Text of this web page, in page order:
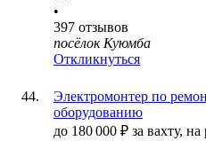
•
397 отзывов
посёлок Куюмба
Откликнуться
Электромонтер по
оборудованию
до 180 000 ₽ за вахту, на